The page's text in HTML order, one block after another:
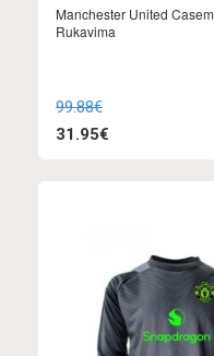
Manchester United
Rukavima
99.88€
31.95€